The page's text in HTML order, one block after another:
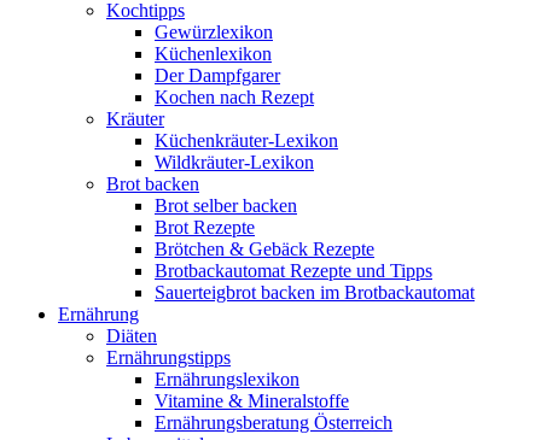
Kochtipps
Gewürzlexikon
Küchenlexikon
Der Dampfgarer
Kochen nach Rezept
Kräuter
Küchenkräuter-Lexikon
Wildkräuter-Lexikon
Brot backen
Brot selber backen
Brot Rezepte
Brötchen & Gebäck Rezepte
Brotbackautomat Rezepte und Tipps
Sauerteigbrot backen im Brotbackautomat
Ernährung
Diäten
Ernährungstipps
Ernährungslexikon
Vitamine & Mineralstoffe
Ernährungsberatung Österreich